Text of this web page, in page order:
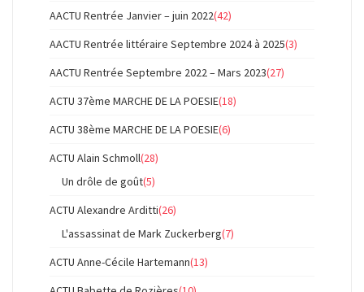
AACTU Rentrée Janvier – juin 2022(42)
AACTU Rentrée littéraire Septembre 2024 à 2025(3)
AACTU Rentrée Septembre 2022 – Mars 2023(27)
ACTU 37ème MARCHE DE LA POESIE(18)
ACTU 38ème MARCHE DE LA POESIE(6)
ACTU Alain Schmoll(28)
Un drôle de goût(5)
ACTU Alexandre Arditti(26)
L'assassinat de Mark Zuckerberg(7)
ACTU Anne-Cécile Hartemann(13)